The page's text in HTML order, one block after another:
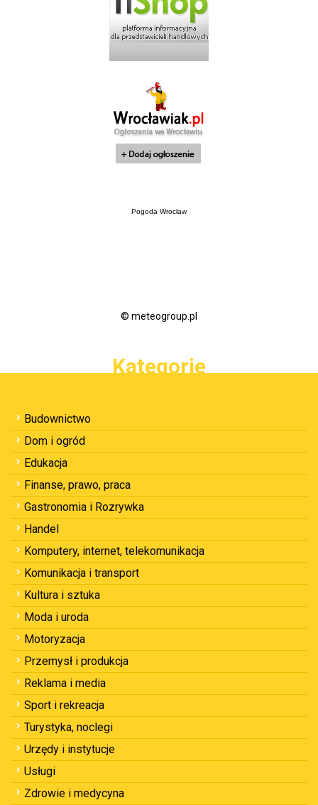
Pogoda Wrocław
© meteogroup.pl
Kategorie
Budownictwo
Dom i ogród
Edukacja
Finanse, prawo, praca
Gastronomia i Rozrywka
Handel
Komputery, internet, telekomunikacja
Komunikacja i transport
Kultura i sztuka
Moda i uroda
Motoryzacja
Przemysł i produkcja
Reklama i media
Sport i rekreacja
Turystyka, noclegi
Urzędy i instytucje
Usługi
Zdrowie i medycyna